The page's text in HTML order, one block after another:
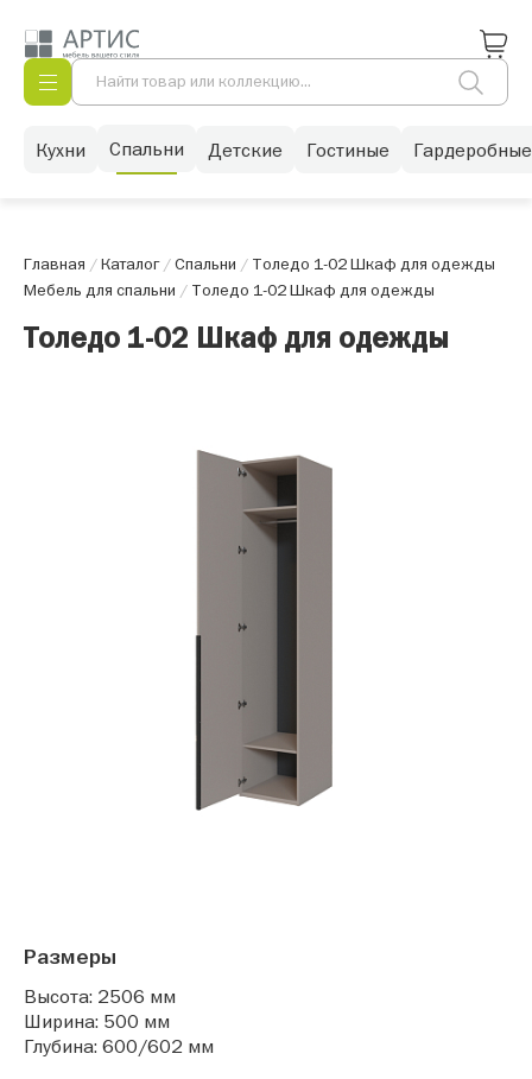
Кухни Спальни Детские Гостиные Гардеробные
Главная /Каталог/Спальни / Толедо 1-02 Шкаф для одежды
Мебель для спальни / Толедо 1-02 Шкаф для одежды
Толедо 1-02 Шкаф для одежды
Размеры
Высота: 2506 мм
Ширина: 500 мм
Глубина: 600/602 мм